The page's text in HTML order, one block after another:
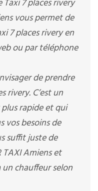
7 places rivery
vous permet de
7 places rivery en
ou par téléphone
de prendre
rivery. C’est un
rapide et qui
vos besoins de
suffit juste de
TAXI Amiens et
chauffeur selon